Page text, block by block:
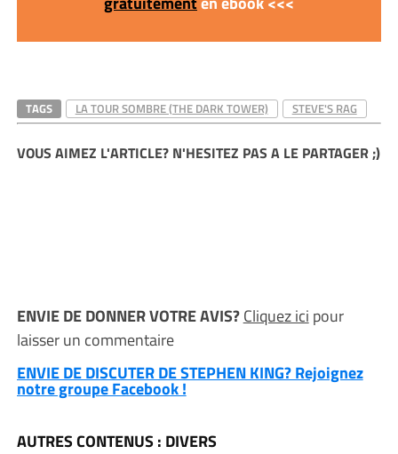
TAGS LA TOUR SOMBRE (THE DARK TOWER) STEVE'S RAG
VOUS AIMEZ L'ARTICLE? N'HESITEZ PAS A LE PARTAGER ;)
ENVIE DE DONNER VOTRE AVIS?Cliquez ici pour
laisser un commentaire
ENVIE DE DISCUTER DE STEPHEN KING? Rejoignez
notre groupe Facebook !
AUTRES CONTENUS : DIVERS